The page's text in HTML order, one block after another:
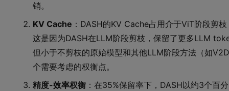
销。
KV Cache ：DASH的KV Cache占用介于ViT阶段剪
这是因为DASH在LLM阶段剪枝，保留了更多LLM
但小于不剪枝的原始模型和其他LLM阶段方法（如
个需要考虑的权衡点。
精度-效率权衡 ：在35%保留率下，DASH以约3个百